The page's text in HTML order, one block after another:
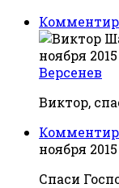
ноября 2015
Версенев
Виктор,
ноября 2015
Спаси